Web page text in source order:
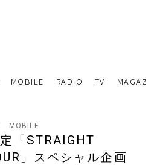
MOBILE RADIO TV
MOBILE
「STRAIGHT
」スペシャル企画